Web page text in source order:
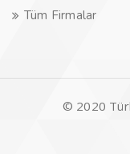
Tüm Firmalar
© 2020